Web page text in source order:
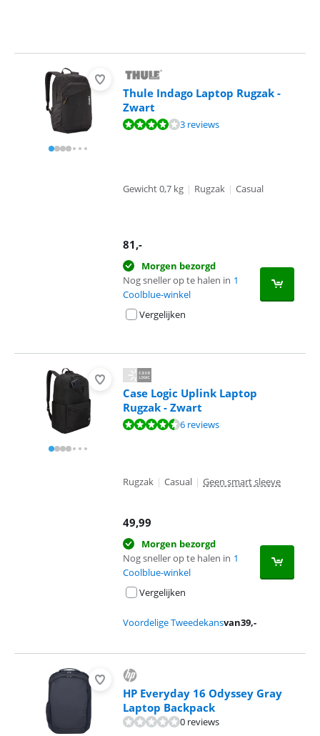
Thule Indago Laptop Rugzak -
Zwart
Beoordeling is 8,4 van de 10, gebaseerd op 3 reviews.
3 reviews
Gewicht 0,7 kg | Rugzak | Casual
81,-
Morgen bezorgd
Nog sneller op te halen in 1
Coolblue-winkel
Vergelijken
Case Logic Uplink Laptop
Rugzak - Zwart
Beoordeling is 9,3 van de 10, gebaseerd op 6 reviews.
6 reviews
Rugzak | Casual | Geen smart sleeve
49,99
Morgen bezorgd
Nog sneller op te halen in 1
Coolblue-winkel
Vergelijken
Voordelige Tweedekansvan39,-
HP Everyday 16 Odyssey Gray
Laptop Backpack
0 reviews